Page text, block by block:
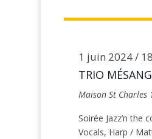
TRIO
1 juin 2024 /
Maison St Charles
Soirée Jazz’n the
Vocals, Harp /